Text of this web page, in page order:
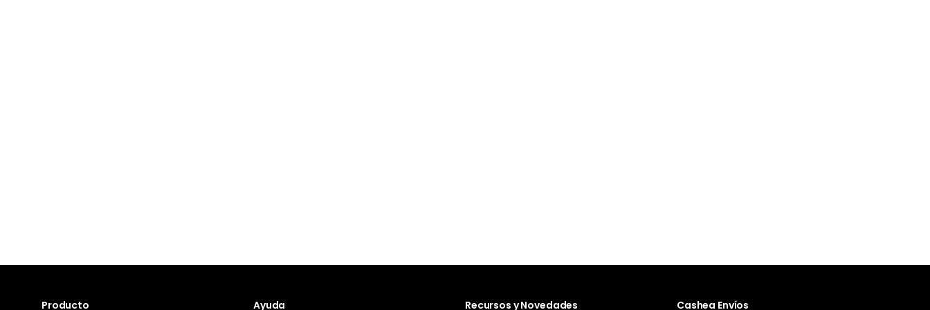
Producto Ayuda Recursos y Novedades Cashea Envíos